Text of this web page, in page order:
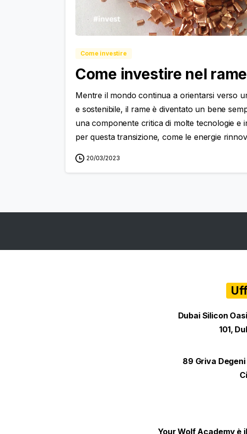
Come investire
Come investire nel rame
Mentre il mondo continua a orientarsi verso
e sostenibile, il rame è diventato un bene
una componente critica di molte tecnologie e
per questa transizione, come le energie
20/03/2023
Dubai Silicon
101,
89 Griva
Your Wolf Academy è